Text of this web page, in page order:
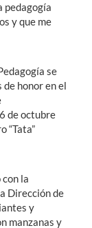
pedagogía
y que me
se
honor en el
de octubre
“Tata”
la
Dirección de
y
manzanas y